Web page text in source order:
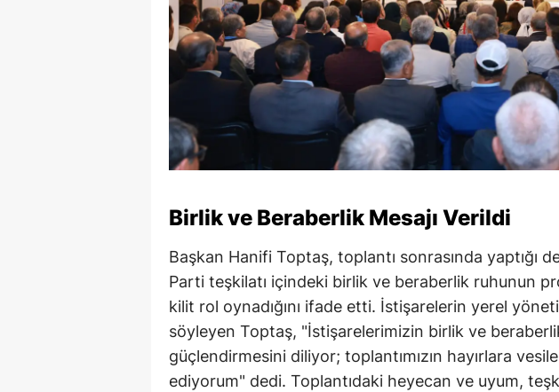
Birlik ve Beraberlik Mesajı Verildi
Başkan Hanifi Toptaş, toplantı sonrasında yaptığı
Parti teşkilatı içindeki birlik ve beraberlik ruhunun
kilit rol oynadığını ifade etti. İstişarelerin yerel
söyleyen Toptaş, "İstişarelerimizin birlik ve
güçlendirmesini diliyor; toplantımızın hayırlara
ediyorum" dedi. Toplantıdaki heyecan ve uyum,